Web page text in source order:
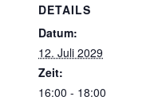
DETAILS
Datum:
12. Juli 2029
Zeit:
16:00 - 18:00